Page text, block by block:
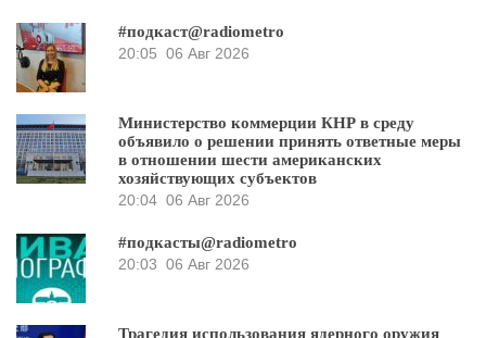
#подкаст@radiometro
20:05 06 Авг 2026
Министерство коммерции КНР в среду
объявило о решении принять ответные меры
в отношении шести американских
хозяйствующих субъектов
20:04 06 Авг 2026
#подкасты@radiometro
20:03 06 Авг 2026
Трагедия использования ядерного оружия